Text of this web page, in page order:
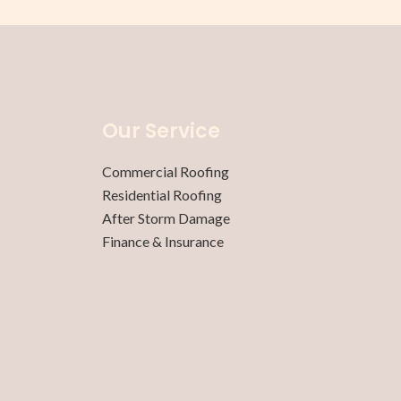
Our Service
Commercial Roofing
Residential Roofing
After Storm Damage
Finance & Insurance